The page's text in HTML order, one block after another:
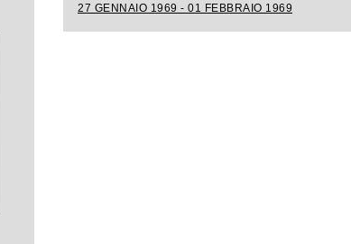
27 GENNAIO 1969 - 01 FEBBRAIO 1969